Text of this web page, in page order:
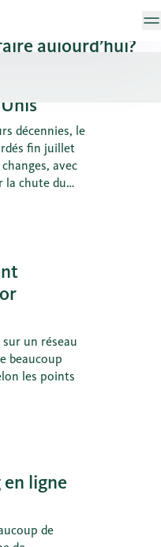
aujourd’hui?
décennies, le
fin juillet
avec
la chute du
s’en
un réseau
beaucoup
les points
ligne
de